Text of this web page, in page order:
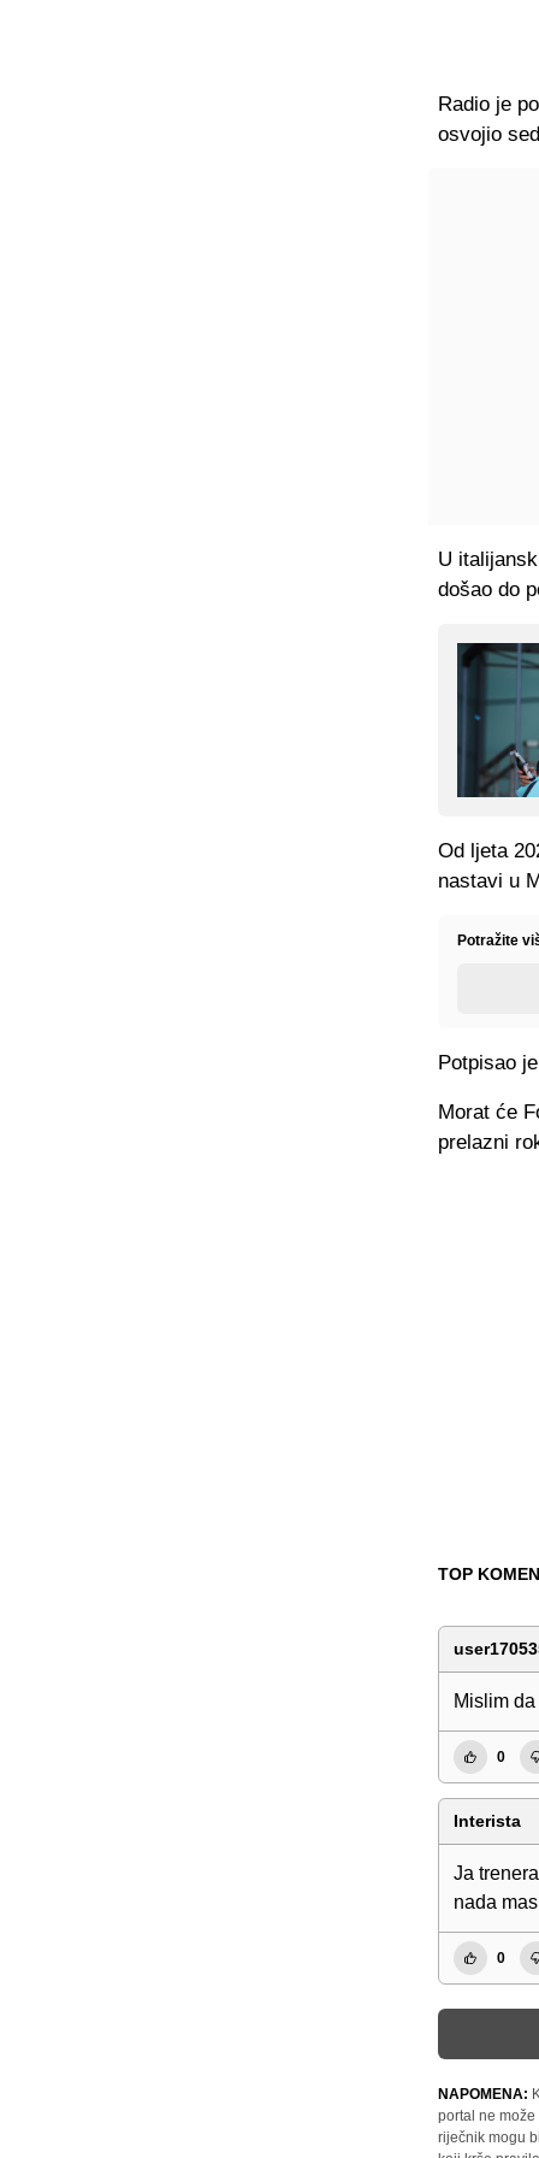
Radio je
osvojio
U
došao do
Od ljeta
nastavi u
Potražite
Potpisao
Morat će
prelazni
TOP
Mislim
0
Interista
Ja
nada
0
NAPOMENA:
portal ne
riječnik mogu